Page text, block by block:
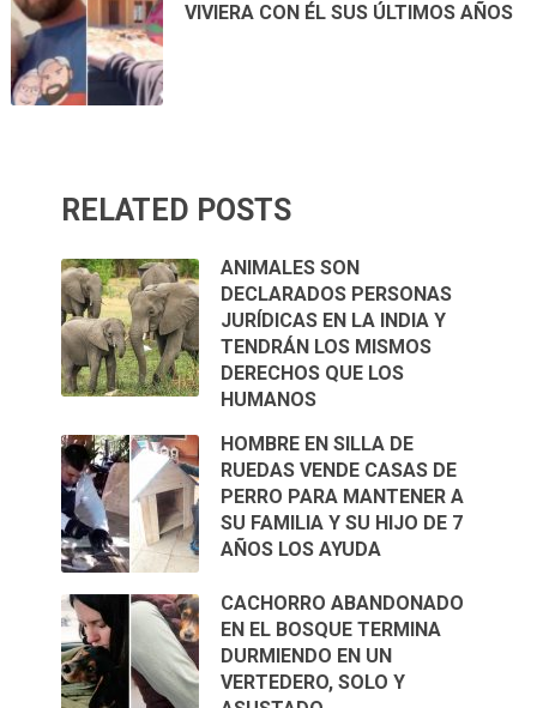
VIVIERA CON ÉL SUS ÚLTIMOS AÑOS
RELATED POSTS
ANIMALES SON
DECLARADOS PERSONAS
JURÍDICAS EN LA INDIA Y
TENDRÁN LOS MISMOS
DERECHOS QUE LOS
HUMANOS
HOMBRE EN SILLA DE
RUEDAS VENDE CASAS DE
PERRO PARA MANTENER A
SU FAMILIA Y SU HIJO DE 7
AÑOS LOS AYUDA
CACHORRO ABANDONADO
EN EL BOSQUE TERMINA
DURMIENDO EN UN
VERTEDERO, SOLO Y